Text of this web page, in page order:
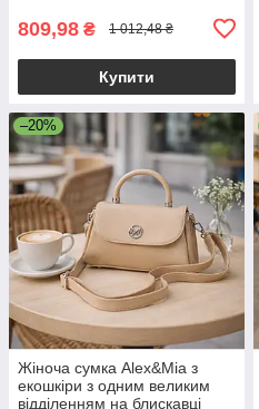
809,98 ₴ 1 012,48 ₴
Купити
–20%
Жіноча сумка Alex&Mia з
екошкіри з одним великим
відділенням на блискавці